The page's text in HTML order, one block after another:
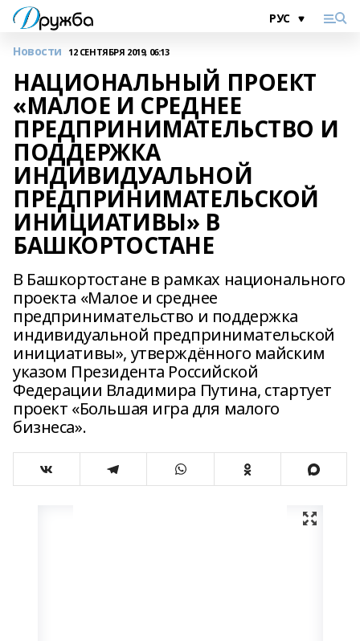
Новости 12 СЕНТЯБРЯ 2019, 06:13
НАЦИОНАЛЬНЫЙ ПРОЕКТ
«МАЛОЕ И СРЕДНЕЕ
ПРЕДПРИНИМАТЕЛЬСТВО И
ПОДДЕРЖКА
ИНДИВИДУАЛЬНОЙ
ПРЕДПРИНИМАТЕЛЬСКОЙ
ИНИЦИАТИВЫ» В
БАШКОРТОСТАНЕ
В Башкортостане в рамках национального
проекта «Малое и среднее
предпринимательство и поддержка
индивидуальной предпринимательской
инициативы», утверждённого майским
указом Президента Российской
Федерации Владимира Путина, стартует
проект «Большая игра для малого
бизнеса».